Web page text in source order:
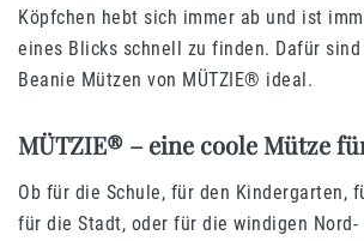
Köpfchen hebt sich immer ab und ist
eines Blicks schnell zu finden. Dafür
Beanie Mützen von MÜTZIE® ideal.
MÜTZIE® – eine coole Mütze
Ob für die Schule, für den Kindergarten,
für die Stadt, oder für die windigen Nord-